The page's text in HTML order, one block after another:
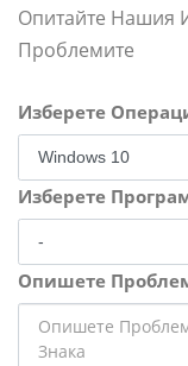
Опитайте Нашия
Проблемите
Изберете
Изберете
Опишете